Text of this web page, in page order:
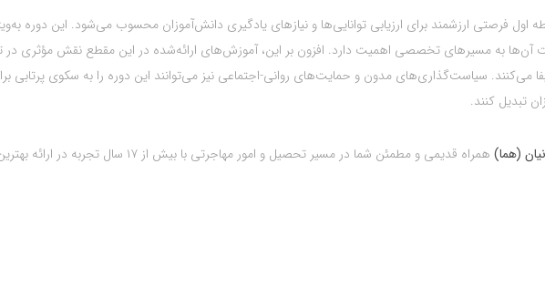
اول فرصتی ارزشمند برای ارزیابی توانایی‌ها و نیازهای یادگیری دانش‌آموزان محسوب می‌شود. این دوره
آن‌ها به مسیرهای تخصصی اهمیت دارد. افزون بر این، آموزش‌های ارائه‌شده در این مقطع نقش مؤثری در
می‌کنند. سیاست‌گذاری‌های مدون و حمایت‌های روانی-اجتماعی نیز می‌توانند این دوره را به سکوی پرتابی
تبدیل کنند.
(هما)
همراه قدیمی و مطمئن شما در مسیر تحصیل و امور مهاجرتی با بیش از ۱۷ سال تجربه در ارائه